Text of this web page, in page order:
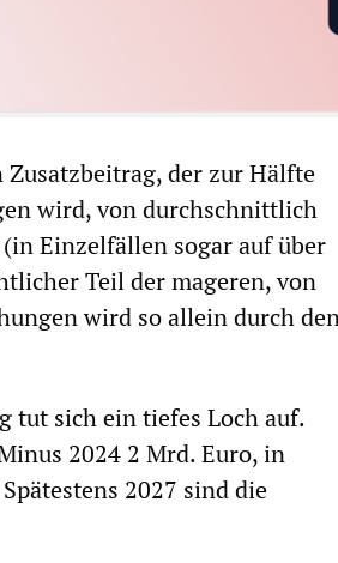
Zusatzbeitrag, der zur Hälfte
wird, von durchschnittlich
Einzelfällen sogar auf über
Teil der mageren, von
wird so allein durch
tut sich ein tiefes Loch auf.
2024 2 Mrd. Euro, in
2027 sind die